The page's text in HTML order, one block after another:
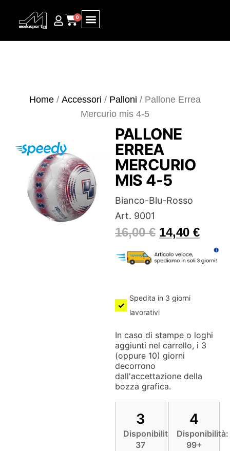
0
Home / Accessori / Palloni / Pallone Errea
Mercurio mis 4-5
PALLONE
ERREA
MERCURIO
MIS 4-5
Bianco-Blu-Rosso
Art. 9001
16,00€ 14,40 €
Spedita in 3 giorni
lavorativi
In caso di stampe o loghi
aggiunti nel carrello, i 3
(oppure 10) giorni
decorrono
dall'accettazione della
bozza grafica.
3
Disponibilità:
37
4
Disponibilità:
99+